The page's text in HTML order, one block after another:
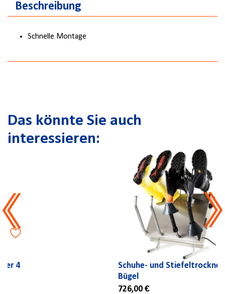
Beschreibung
Schnelle Montage
Das könnte Sie auch
interessieren:
Schuhe- und Stiefeltrockner 8